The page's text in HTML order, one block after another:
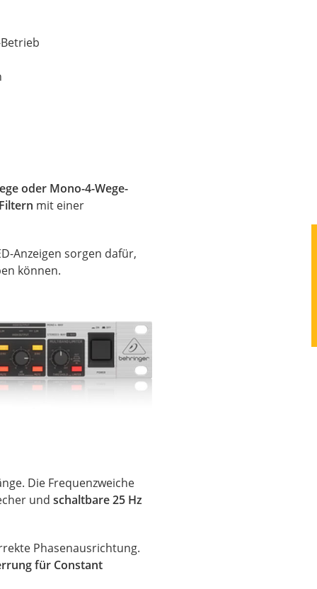
oder Mono-4-Wege-
mit einer
Anzeigen sorgen dafür,
können.
Die Frequenzweiche
undschaltbare 25 Hz
Phasenausrichtung.
für Constant